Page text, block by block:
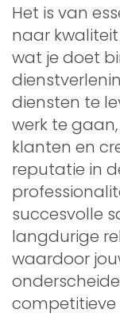
Het is van
naar
wat je doet
diensten te
werk te
klanten en
reputatie in
succesvolle
langdurige
waardoor
competitieve